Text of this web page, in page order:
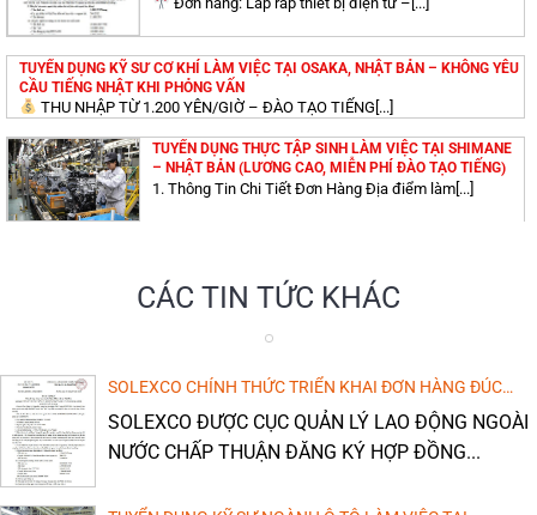
TUYỂN DỤNG KỸ SƯ XÂY DỰNG LÀM VIỆC TẠI AICHI –
NHẬT BẢN (LƯƠNG CAO, MIỄN PHÍ ĐÀO TẠO TIẾNG)
ĐƠN HÀNG TOKUTEI THỰC PHẨM TẠI SAITAMA – NHẬT
BẢN: CHI PHÍ THẤP, THU NHẬP CAO!
HÀNH MÁY DẬP, DÁN KEO
WAKAYAMA, NHẬT BẢN
TUYỂN DỤNG KỸ SƯ CƠ KHÍ LÀM VIỆC TẠI OSAKA, NHẬT BẢN – KHÔNG YÊU
CẦU TIẾNG NHẬT KHI PHỎNG VẤN
THU NHẬP TỪ 1.200 YÊN/GIỜ – ĐÀO TẠO TIẾNG[...]
TUYỂN DỤNG THỰC TẬP SINH LÀM VIỆC TẠI SHIMANE
– NHẬT BẢN (LƯƠNG CAO, MIỄN PHÍ ĐÀO TẠO TIẾNG)
1. Thông Tin Chi Tiết Đơn Hàng Địa điểm làm[...]
PHÍ)THU NHẬP TỪ 250.000 YÊN/THÁNG (25 MAN) –
NHÂN[...]
NHẬT BẢN (LƯƠNG CAO, MIỄN PHÍ ĐÀO TẠO TIẾNG)
1. Thông Tin Chi Tiết Đơn Hàng Địa điểm làm[...]
ĐƠN HÀNG TOKUTEI THỰC PHẨM TẠI SAITAMA – NHẬT
CÁC TIN TỨC KHÁC
SOLEXCO CHÍNH THỨC TRIỂN KHAI ĐƠN HÀNG ĐÚC
KHUÔN NHỰA NHẬT BẢN THEO PHÊ DUYỆT CỦA CỤC
QUẢN LÝ LAO ĐỘNG NGOÀI NƯỚC
SOLEXCO ĐƯỢC CỤC QUẢN LÝ LAO ĐỘNG NGOÀI
NƯỚC CHẤP THUẬN ĐĂNG KÝ HỢP ĐỒNG...